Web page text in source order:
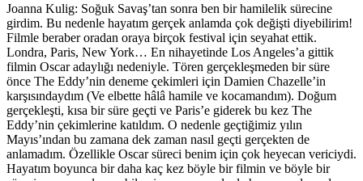
Joanna Kulig: Soğuk Savaş’tan sonra ben bir hamilelik sürecine
girdim. Bu nedenle hayatım gerçek anlamda çok değişti diyebilirim!
Filmle beraber oradan oraya birçok festival için seyahat ettik.
Londra, Paris, New York… En nihayetinde Los Angeles’a gittik
filmin Oscar adaylığı nedeniyle. Tören gerçekleşmeden bir süre
önce The Eddy’nin deneme çekimleri için Damien Chazelle’in
karşısındaydım (Ve elbette hâlâ hamile ve kocamandım). Doğum
gerçekleşti, kısa bir süre geçti ve Paris’e giderek bu kez The
Eddy’nin çekimlerine katıldım. O nedenle geçtiğimiz yılın
Mayıs’ından bu zamana dek zaman nasıl geçti gerçekten de
anlamadım. Özellikle Oscar süreci benim için çok heyecan vericiydi.
Hayatım boyunca bir daha kaç kez böyle bir filmin ve böyle bir